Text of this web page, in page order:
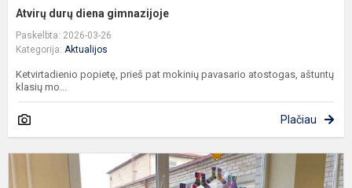
Atvirų durų diena gimnazijoje
Paskelbta: 2026-03-26
Kategorija: Aktualijos
Ketvirtadienio popietę, prieš pat mokinių pavasario atostogas, aštuntų
klasių mo...
Plačiau